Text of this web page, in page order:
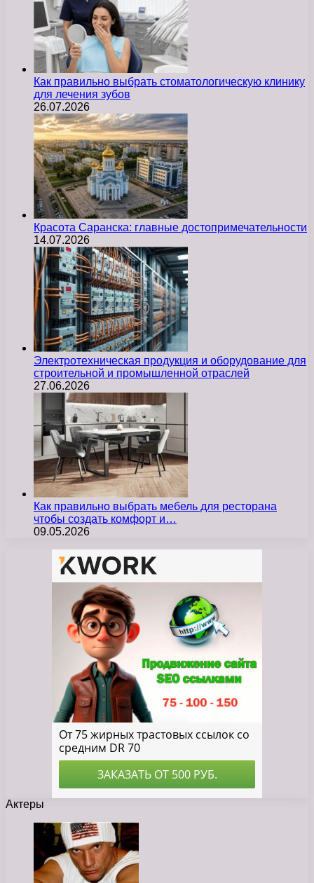
Как правильно выбрать стоматологическую клинику
для лечения зубов
26.07.2026
Красота Саранска: главные достопримечательности
14.07.2026
Электротехническая продукция и оборудование для
строительной и промышленной отраслей
27.06.2026
Как правильно выбрать мебель для ресторана
чтобы создать комфорт и…
09.05.2026
Актеры